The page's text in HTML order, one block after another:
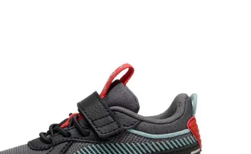
croc
7º
all star
8º
vans
9º
new balance